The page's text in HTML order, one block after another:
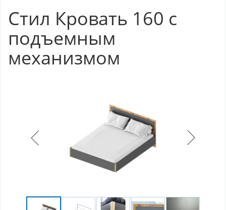
Стил Кровать 160 с
подъемным
механизмом